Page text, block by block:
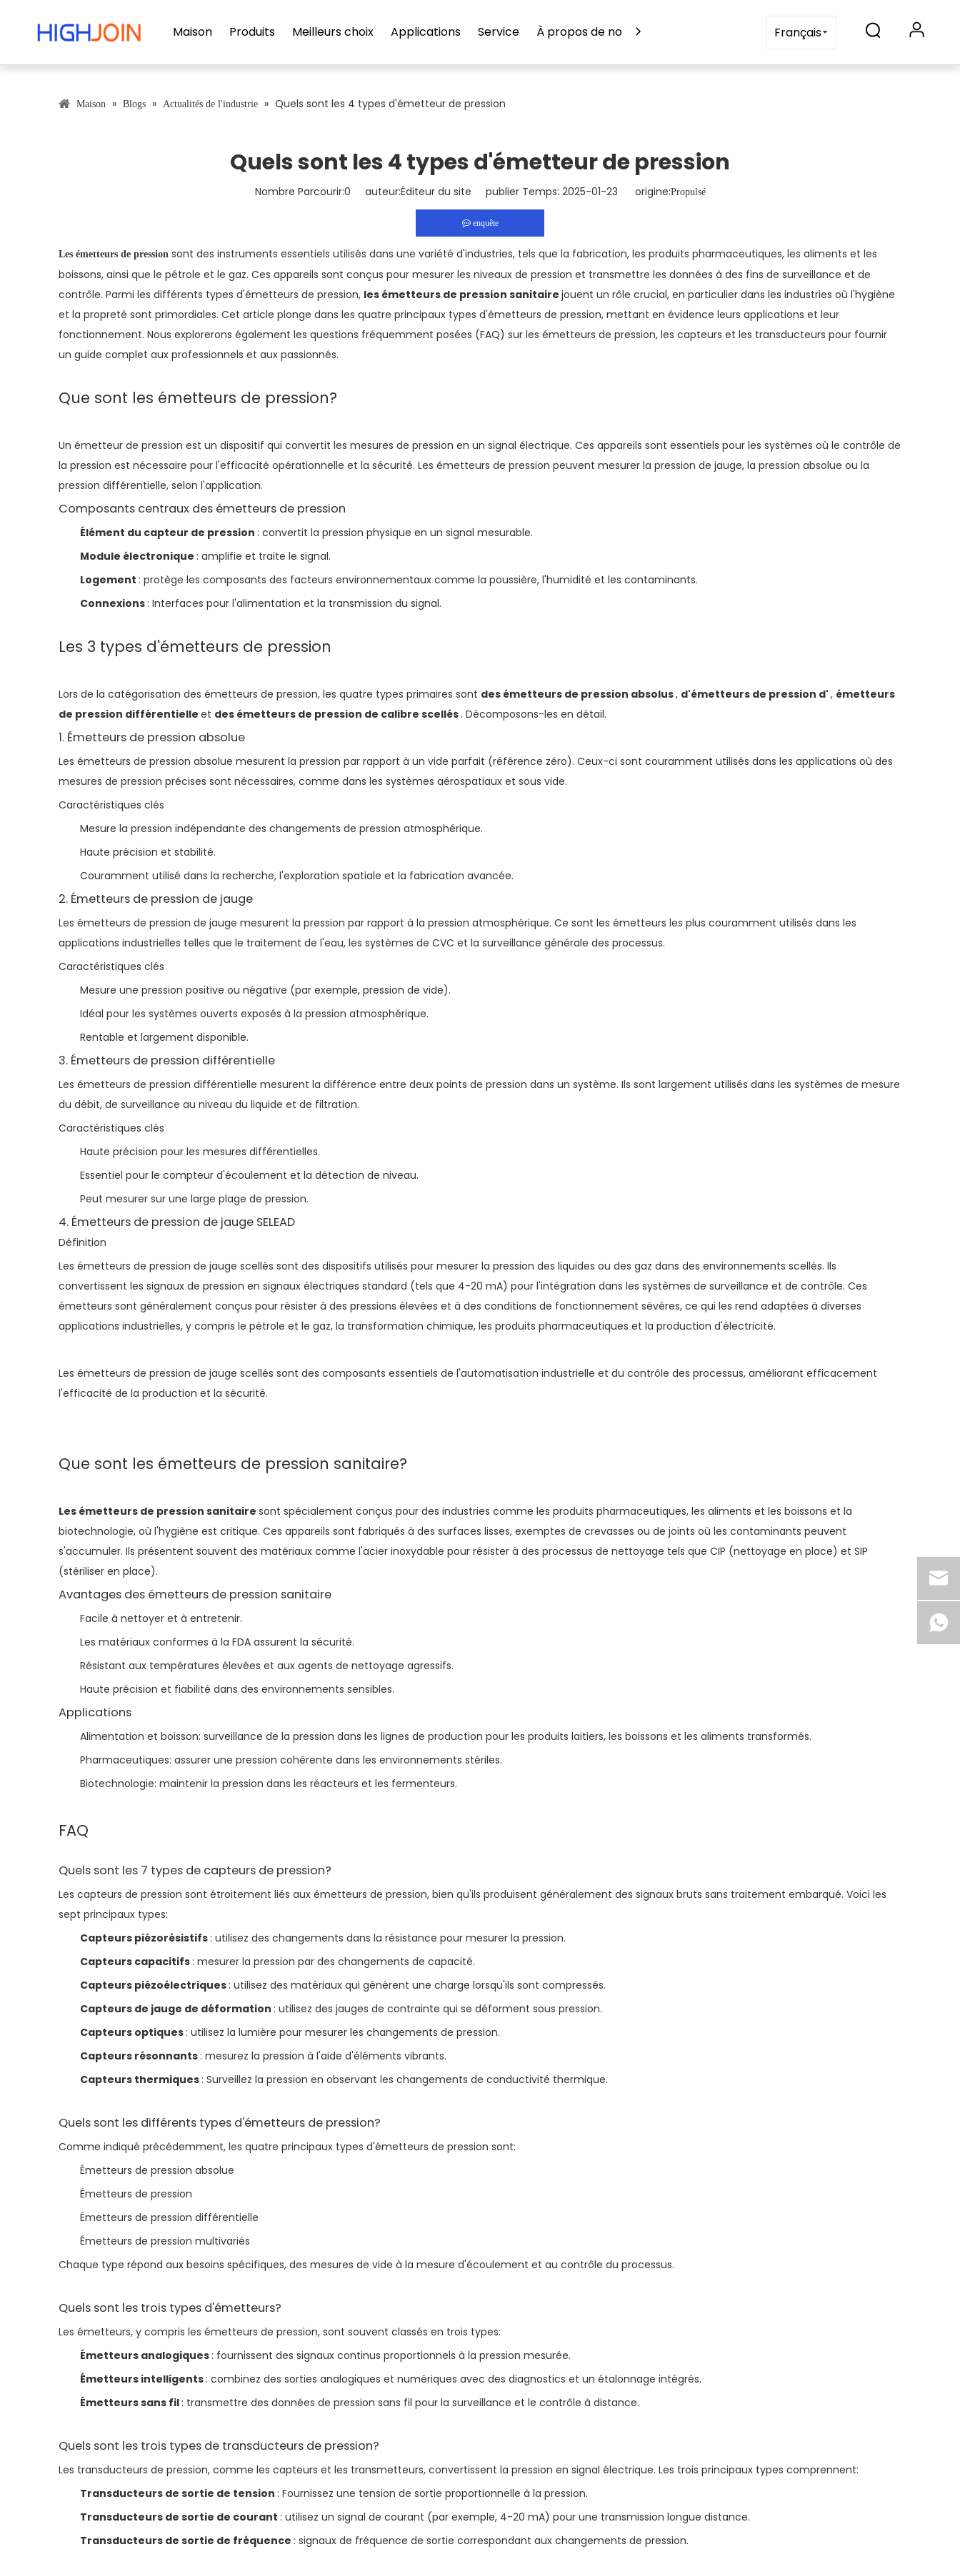
Maison Produits Meilleurs choix Applications Service À propos de nous Contactez-nousFrançais
Maison » Blogs » Actualités de l'industrie » Quels sont les 4 types d'émetteur de pression
Quels sont les 4 types d'émetteur de pression
Nombre Parcourir:0 auteur:Éditeur du site publier Temps: 2025-01-23 origine:Propulsé
enquête
Les émetteurs de pression sont des instruments essentiels utilisés dans une variété d'industries, tels que la fabrication, les produits pharmaceutiques, les aliments et les
boissons, ainsi que le pétrole et le gaz. Ces appareils sont conçus pour mesurer les niveaux de pression et transmettre les données à des fins de surveillance et de
contrôle. Parmi les différents types d'émetteurs de pression, les émetteurs de pression sanitaire jouent un rôle crucial, en particulier dans les industries où l'hygiène
et la propreté sont primordiales. Cet article plonge dans les quatre principaux types d'émetteurs de pression, mettant en évidence leurs applications et leur
fonctionnement. Nous explorerons également les questions fréquemment posées (FAQ) sur les émetteurs de pression, les capteurs et les transducteurs pour fournir
un guide complet aux professionnels et aux passionnés.
Que sont les émetteurs de pression?
Un émetteur de pression est un dispositif qui convertit les mesures de pression en un signal électrique. Ces appareils sont essentiels pour les systèmes où le contrôle de
la pression est nécessaire pour l'efficacité opérationnelle et la sécurité. Les émetteurs de pression peuvent mesurer la pression de jauge, la pression absolue ou la
pression différentielle, selon l'application.
Composants centraux des émetteurs de pression
Élément du capteur de pression : convertit la pression physique en un signal mesurable.
Module électronique : amplifie et traite le signal.
Logement : protège les composants des facteurs environnementaux comme la poussière, l'humidité et les contaminants.
Connexions : Interfaces pour l'alimentation et la transmission du signal.
Les 3 types d'émetteurs de pression
Lors de la catégorisation des émetteurs de pression, les quatre types primaires sont des émetteurs de pression absolus, d'émetteurs de pression d' , émetteurs
de pression différentielle et des émetteurs de pression de calibre scellés . Décomposons-les en détail.
1. Émetteurs de pression absolue
Les émetteurs de pression absolue mesurent la pression par rapport à un vide parfait (référence zéro). Ceux-ci sont couramment utilisés dans les applications où des
mesures de pression précises sont nécessaires, comme dans les systèmes aérospatiaux et sous vide.
Caractéristiques clés
Mesure la pression indépendante des changements de pression atmosphérique.
Haute précision et stabilité.
Couramment utilisé dans la recherche, l'exploration spatiale et la fabrication avancée.
2. Émetteurs de pression de jauge
Les émetteurs de pression de jauge mesurent la pression par rapport à la pression atmosphérique. Ce sont les émetteurs les plus couramment utilisés dans les
applications industrielles telles que le traitement de l'eau, les systèmes de CVC et la surveillance générale des processus.
Caractéristiques clés
Mesure une pression positive ou négative (par exemple, pression de vide).
Idéal pour les systèmes ouverts exposés à la pression atmosphérique.
Rentable et largement disponible.
3. Émetteurs de pression différentielle
Les émetteurs de pression différentielle mesurent la différence entre deux points de pression dans un système. Ils sont largement utilisés dans les systèmes de mesure
du débit, de surveillance au niveau du liquide et de filtration.
Caractéristiques clés
Haute précision pour les mesures différentielles.
Essentiel pour le compteur d'écoulement et la détection de niveau.
Peut mesurer sur une large plage de pression.
4. Émetteurs de pression de jauge SELEAD
Définition
Les émetteurs de pression de jauge scellés sont des dispositifs utilisés pour mesurer la pression des liquides ou des gaz dans des environnements scellés. Ils
convertissent les signaux de pression en signaux électriques standard (tels que 4-20 mA) pour l'intégration dans les systèmes de surveillance et de contrôle. Ces
émetteurs sont généralement conçus pour résister à des pressions élevées et à des conditions de fonctionnement sévères, ce qui les rend adaptées à diverses
applications industrielles, y compris le pétrole et le gaz, la transformation chimique, les produits pharmaceutiques et la production d'électricité.
Les émetteurs de pression de jauge scellés sont des composants essentiels de l'automatisation industrielle et du contrôle des processus, améliorant efficacement
l'efficacité de la production et la sécurité.
Que sont les émetteurs de pression sanitaire?
Les émetteurs de pression sanitaire sont spécialement conçus pour des industries comme les produits pharmaceutiques, les aliments et les boissons et la
biotechnologie, où l'hygiène est critique. Ces appareils sont fabriqués à des surfaces lisses, exemptes de crevasses ou de joints où les contaminants peuvent
s'accumuler. Ils présentent souvent des matériaux comme l'acier inoxydable pour résister à des processus de nettoyage tels que CIP (nettoyage en place) et SIP
(stériliser en place).
Avantages des émetteurs de pression sanitaire
Facile à nettoyer et à entretenir.
Les matériaux conformes à la FDA assurent la sécurité.
Résistant aux températures élevées et aux agents de nettoyage agressifs.
Haute précision et fiabilité dans des environnements sensibles.
Applications
Alimentation et boisson: surveillance de la pression dans les lignes de production pour les produits laitiers, les boissons et les aliments transformés.
Pharmaceutiques: assurer une pression cohérente dans les environnements stériles.
Biotechnologie: maintenir la pression dans les réacteurs et les fermenteurs.
FAQ
Quels sont les 7 types de capteurs de pression?
Les capteurs de pression sont étroitement liés aux émetteurs de pression, bien qu'ils produisent généralement des signaux bruts sans traitement embarqué. Voici les
sept principaux types:
Capteurs piézorésistifs : utilisez des changements dans la résistance pour mesurer la pression.
Capteurs capacitifs : mesurer la pression par des changements de capacité.
Capteurs piézoélectriques : utilisez des matériaux qui génèrent une charge lorsqu'ils sont compressés.
Capteurs de jauge de déformation : utilisez des jauges de contrainte qui se déforment sous pression.
Capteurs optiques : utilisez la lumière pour mesurer les changements de pression.
Capteurs résonnants : mesurez la pression à l'aide d'éléments vibrants.
Capteurs thermiques : Surveillez la pression en observant les changements de conductivité thermique.
Quels sont les différents types d'émetteurs de pression?
Comme indiqué précédemment, les quatre principaux types d'émetteurs de pression sont:
Émetteurs de pression absolue
Émetteurs de pression
Émetteurs de pression différentielle
Émetteurs de pression multivariés
Chaque type répond aux besoins spécifiques, des mesures de vide à la mesure d'écoulement et au contrôle du processus.
Quels sont les trois types d'émetteurs?
Les émetteurs, y compris les émetteurs de pression, sont souvent classés en trois types:
Émetteurs analogiques : fournissent des signaux continus proportionnels à la pression mesurée.
Émetteurs intelligents : combinez des sorties analogiques et numériques avec des diagnostics et un étalonnage intégrés.
Émetteurs sans fil : transmettre des données de pression sans fil pour la surveillance et le contrôle à distance.
Quels sont les trois types de transducteurs de pression?
Les transducteurs de pression, comme les capteurs et les transmetteurs, convertissent la pression en signal électrique. Les trois principaux types comprennent:
Transducteurs de sortie de tension : Fournissez une tension de sortie proportionnelle à la pression.
Transducteurs de sortie de courant : utilisez un signal de courant (par exemple, 4-20 mA) pour une transmission longue distance.
Transducteurs de sortie de fréquence : signaux de fréquence de sortie correspondant aux changements de pression.